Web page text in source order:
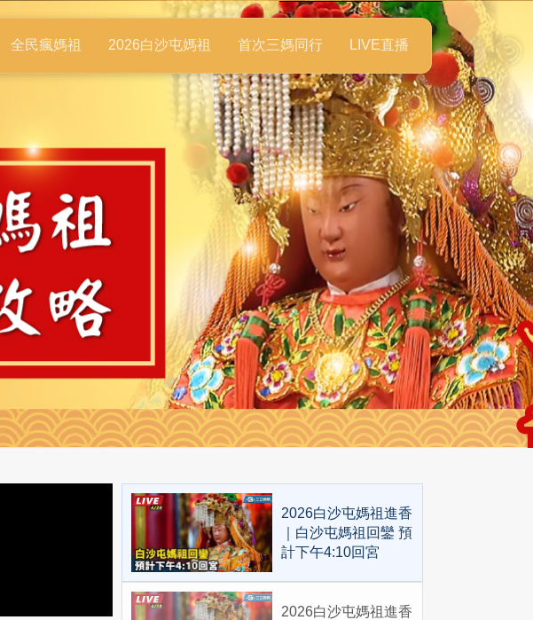
全民瘋媽祖 2026白沙屯媽祖 首次三媽同行 LIVE直播
2026白沙屯媽祖進香
｜白沙屯媽祖回鑾 預
計下午4:10回宮
2026白沙屯媽祖進香